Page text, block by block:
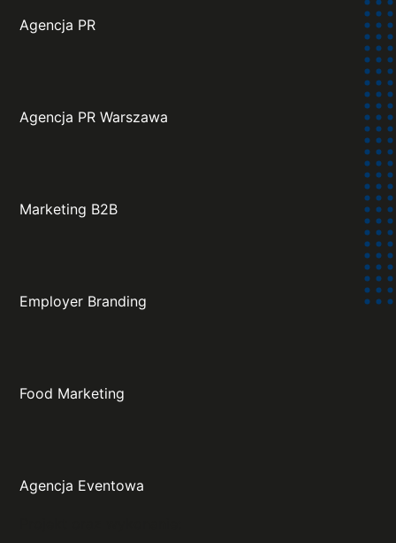
Agencja PR
Agencja PR Warszawa
Marketing B2B
Employer Branding
Food Marketing
Agencja Eventowa